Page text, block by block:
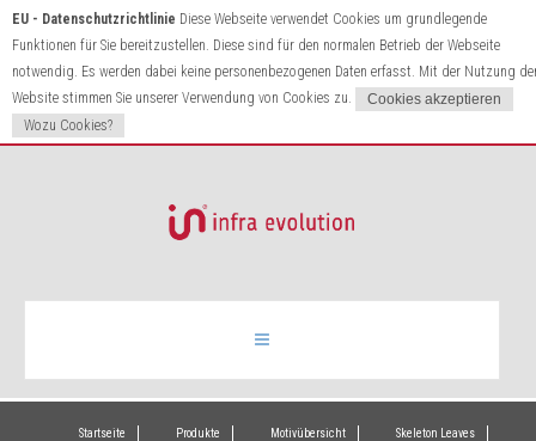
EU - Datenschutzrichtlinie Diese Webseite verwendet Cookies um grundlegende
Funktionen für Sie bereitzustellen. Diese sind für den normalen Betrieb der Webseite
notwendig. Es werden dabei keine personenbezogenen Daten erfasst. Mit der Nutzung
Website stimmen Sie unserer Verwendung von Cookies zu.
Wozu Cookies?
Infrarotheizung
Startseite Produkte Motivübersicht Skeleton Leaves